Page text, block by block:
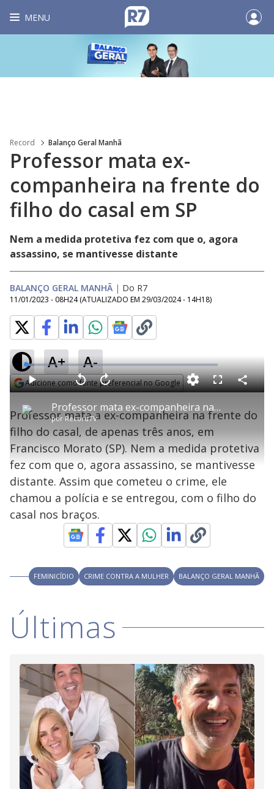
MENU
Record Balanço Geral Manhã
Professor mata ex-
companheira na frente do
filho do casal em SP
Nem a medida protetiva fez com que o, agora
assassino, se mantivesse distante
BALANÇO GERAL MANHÃ | Do R7
11/01/2023 - 08H24 (ATUALIZADO EM 29/03/2024 - 14H18)
A+ A-
Adicione como fonte preferencial no Google
P
l
a
y
V
i
d
e
o
Professor mata ex-companheira na frente do filho do casal em SP
por RecordTV
P V
t
a
r
0
e
g
n
d
s
A
n
ç
a
1
u
n
o
s
L
o
a
d
e
4
.
5
1
%
F
l
s
c
n
C
o
a
h
a
Professor mata a ex-companheira na frente do
filho do casal, de apenas três anos, em
Francisco Morato (SP). Nem a medida protetiva
fez com que o, agora assassino, se mantivesse
distante. Assim que cometeu o crime, ele
chamou a polícia e se entregou, com o filho do
casal nos braços.
FEMINICÍDIO CRIME CONTRA A MULHER BALANÇO GERAL MANHÃ
Últimas